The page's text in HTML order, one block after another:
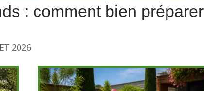
: comment bien préparer
2026